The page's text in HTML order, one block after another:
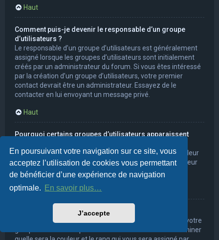
En poursuivant votre navigation sur ce site, vous
acceptez l’utilisation de cookies vous permettant
de bénéficier d’une expérience de navigation
optimale.
En savoir plus…
J’accepte
Haut
Comment puis-je devenir le responsable d’un groupe
d’utilisateurs ?
Le responsable d’un groupe d’utilisateurs est généralement
assigné lorsque les groupes d’utilisateurs sont initialement
créés par un administrateur du forum. Si vous êtes intéressé
par la création d’un groupe d’utilisateurs, votre premier
contact devrait être un administrateur. Essayez de le
contacter en lui envoyant un message privé.
Haut
Pourquoi certains groupes d’utilisateurs apparaissent
Les administrateurs du forum peuvent assigner une couleur
aux membres d’un groupe d’utilisateurs afin de faciliter leur
identification.
Haut
Qu’est-ce qu’un « groupe d’utilisateurs par défaut » ?
Si vous êtes membre de plus d’un groupe d’utilisateurs, votre
groupe d’utilisateurs par défaut est utilisé afin de déterminer